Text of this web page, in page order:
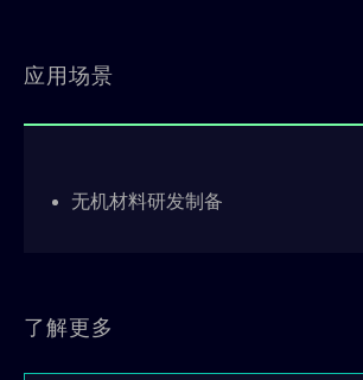
应用场景
无机材料研发制备
了解更多